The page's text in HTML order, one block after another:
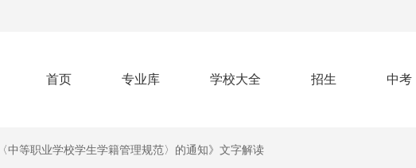
首页 专业库 学校大全 招生 中考
中等职业学校学生学籍管理规范〉的通知》文字解读